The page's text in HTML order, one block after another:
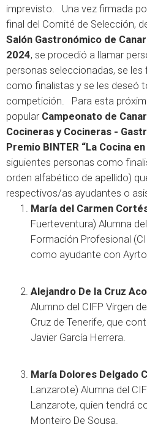
imprevisto. Una vez firmada
final del Comité de Selección,
Salón Gastronómico de
2024, se procedió a llamar
personas seleccionadas, se
como finalistas y se les deseó
competición. Para esta
popular Campeonato de
Cocineras y Cocineras -
Premio BINTER “La Cocina
siguientes personas como
orden alfabético de apellido)
respectivos/as ayudantes o
María del Carmen
Fuerteventura) Alumna
Formación Profesional
como ayudante con
Alejandro De la Cruz
Alumno del CIFP Virgen
Cruz de Tenerife, que
Javier García Herrera.
María Dolores Delgado
Lanzarote) Alumna del
Lanzarote, quien tendrá
Monteiro De Sousa.